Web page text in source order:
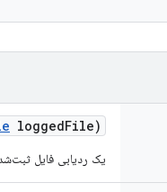
loggedFile)
یک ردیابی فایل